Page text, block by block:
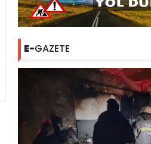
E-GAZETE